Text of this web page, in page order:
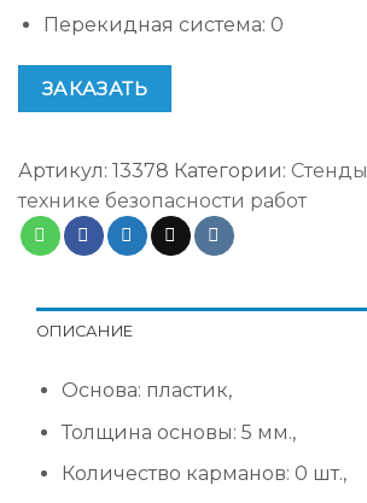
Перекидная система: 0
ЗАКАЗАТЬ
Артикул: 13378 Категории: Стенды
технике безопасности работ
ОПИСАНИЕ
Основа: пластик,
Толщина основы: 5 мм.,
Количество карманов: 0 шт.,